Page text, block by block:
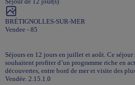
BRÉTIGNOLLES-SUR-MER
Vendee - 85
Séjours en 12 jours en juillet et août. Ce séjour
souhaitent profiter d’un programme riche en
découvertes, entre bord de mer et visite des
Vendée. 2.15.1.0